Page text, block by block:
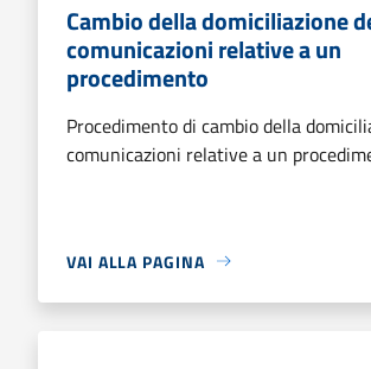
Cambio della domiciliazione
comunicazioni relative a un
procedimento
Procedimento di cambio della
comunicazioni relative a un
VAI ALLA PAGINA